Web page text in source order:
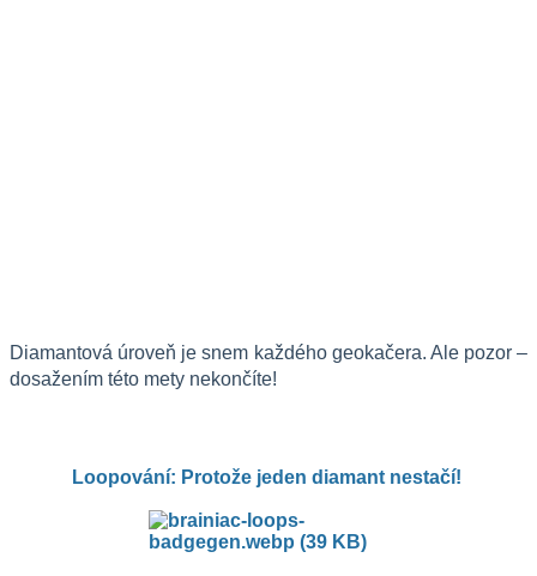
Diamantová úroveň je snem každého geokačera. Ale pozor –
dosažením této mety nekončíte!
Loopování: Protože jeden diamant nestačí!